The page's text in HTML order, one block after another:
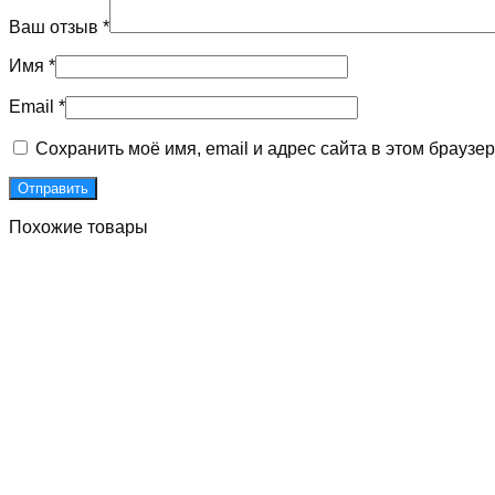
Ваш отзыв *
Имя *
Email *
Сохранить моё имя, email и адрес сайта в этом
Похожие товары